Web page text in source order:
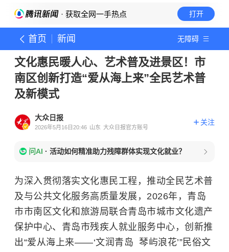
· 获取全网一手热点 打开
首页 新闻 无障碍
文化惠民暖人心、艺术普及进景区！市
南区创新打造“爱从海上来”全民艺术普
及新模式
大众日报
2026年5月16日20:46 山东 大众日报官方账号
关注
问AI · 活动如何精准助力残障群体实现文化就业？
为深入贯彻落实文化惠民工程，推动全民艺术普
及与公共文化服务高质量发展，2026年，青岛
市市南区文化和旅游局联合青岛市城市文化遗产
保护中心、青岛市残疾人就业服务中心，创新推
出“爱从海上来——‘文润青岛 琴屿浪花’”民俗文